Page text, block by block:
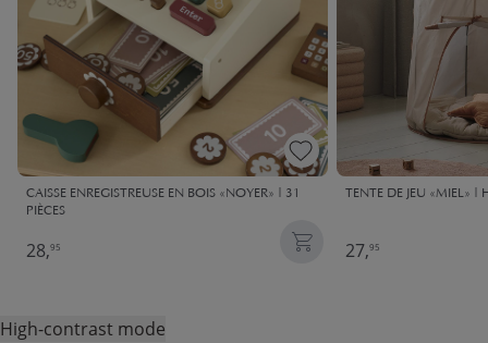
CAISSE ENREGISTREUSE EN BOIS «NOYER» | 31
PIÈCES
28,95
TENTE DE JEU «MIEL»
27,95
High-contrast mode